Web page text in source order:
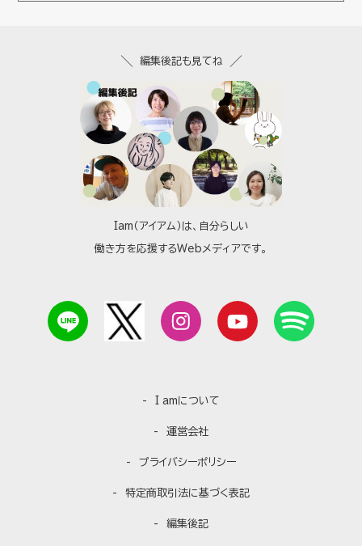
Iam（アイアム）は、自分らしい
働き方を応援するWebメディアです。
I amについて
運営会社
プライバシーポリシー
特定商取引法に基づく表記
編集後記
編集後記も見てね